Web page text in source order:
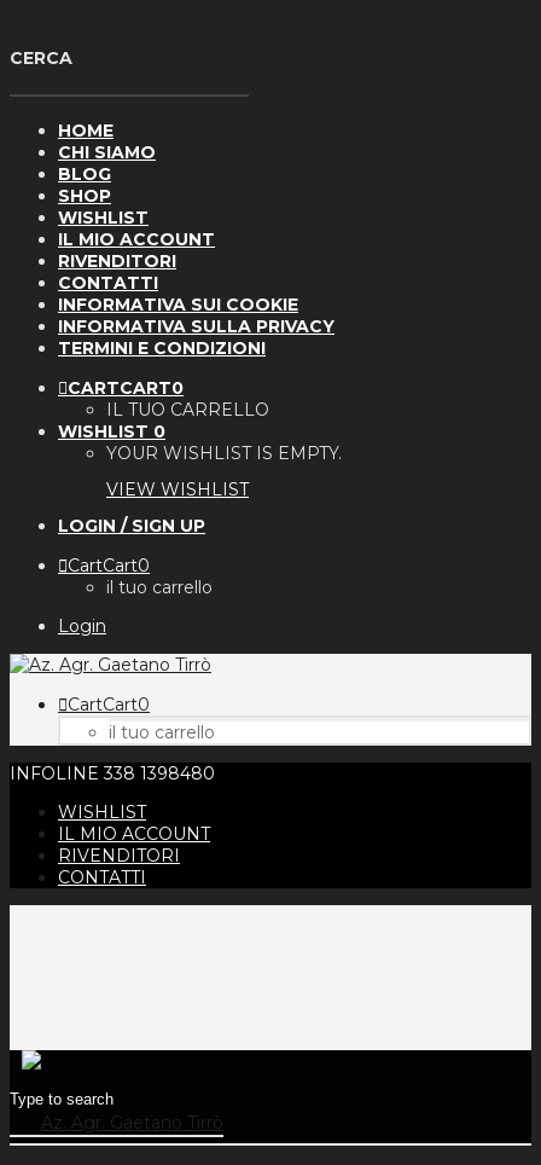
HOME
CHI SIAMO
BLOG
SHOP
WISHLIST
IL MIO ACCOUNT
RIVENDITORI
CONTATTI
INFORMATIVA SUI COOKIE
INFORMATIVA SULLA PRIVACY
TERMINI E CONDIZIONI
CARTCART0
IL TUO CARRELLO
WISHLIST 0
YOUR WISHLIST IS EMPTY.
VIEW WISHLIST
LOGIN / SIGN UP
CartCart0
il tuo carrello
Login
CartCart0
il tuo carrello
INFOLINE 338 1398480
WISHLIST
IL MIO ACCOUNT
RIVENDITORI
CONTATTI